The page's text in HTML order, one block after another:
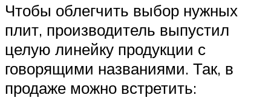
Чтобы облегчить выбор нужных
плит, производитель выпустил
целую линейку продукции с
говорящими названиями. Так, в
продаже можно встретить: